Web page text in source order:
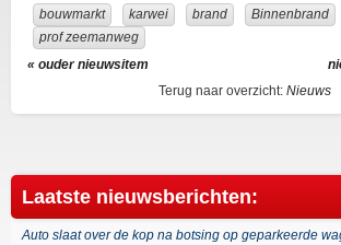
bouwmarkt
karwei brand
Binnenbrand
prof zeemanweg
« ouder nieuwsitem
Terug naar overzicht: Nieuws
Laatste nieuwsberichten:
Auto slaat over de kop na botsing op geparkeerde